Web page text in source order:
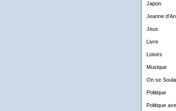
Japon
Jeanne
Jeux
Livre
Loisirs
Musique
On se
Politique
Politique